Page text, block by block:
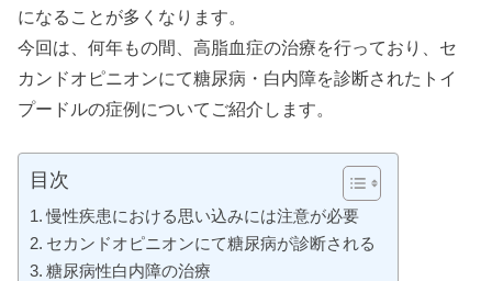
になることが多くなります。
今回は、何年もの間、高脂血症の治療を行っており、セ
カンドオピニオンにて糖尿病・白内障を診断されたトイ
プードルの症例についてご紹介します。
目次
慢性疾患における思い込みには注意が必要
セカンドオピニオンにて糖尿病が診断される
糖尿病性白内障の治療